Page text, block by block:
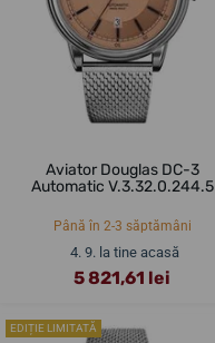
Aviator Douglas DC-3
Automatic V.3.32.0.244.5
Până în 2-3 săptămâni
4. 9. la tine acasă
5 821,61 lei
EDIȚIE LIMITATĂ